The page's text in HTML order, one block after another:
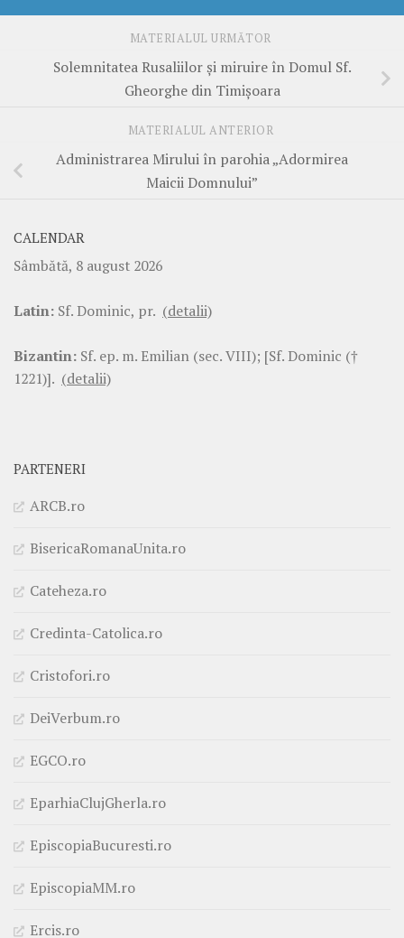
MATERIALUL URMĂTOR
Solemnitatea Rusaliilor și miruire în Domul Sf.
Gheorghe din Timișoara
MATERIALUL ANTERIOR
Administrarea Mirului în parohia „Adormirea
Maicii Domnului”
CALENDAR
Sâmbătă, 8 august 2026
Latin: Sf. Dominic, pr. (detalii)
Bizantin: Sf. ep. m. Emilian (sec. VIII); [Sf. Dominic (†
1221)]. (detalii)
PARTENERI
ARCB.ro
BisericaRomanaUnita.ro
Cateheza.ro
Credinta-Catolica.ro
Cristofori.ro
DeiVerbum.ro
EGCO.ro
EparhiaClujGherla.ro
EpiscopiaBucuresti.ro
EpiscopiaMM.ro
Ercis.ro